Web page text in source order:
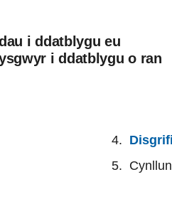
i ddatblygu eu
i ddatblygu o ran